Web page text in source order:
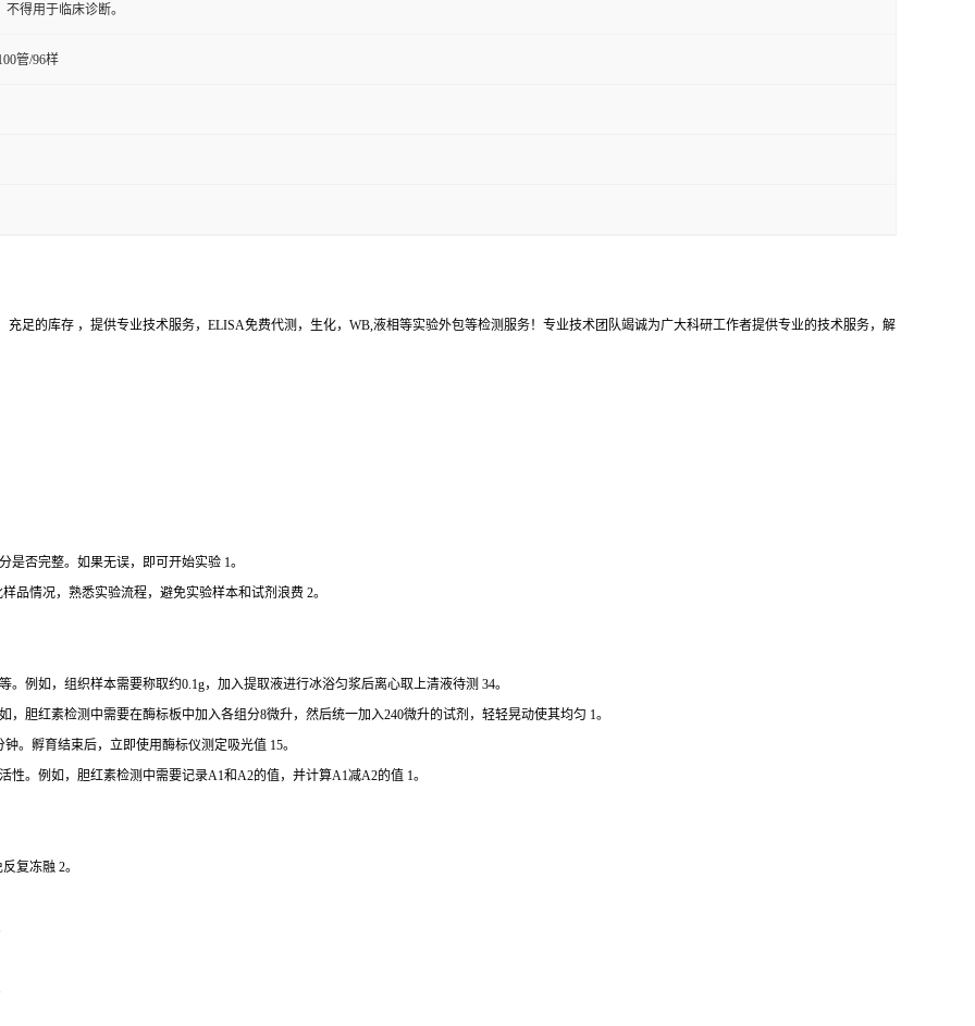
得用于临床诊断。
管/96样
足的库存 ，提供专业技术服务，ELISA免费代测，生化，WB,液相等实验外包等检测服务！专业技术团队竭诚为广大科研工作者提供专业的技术服务，解
否完整。如果无误，即可开始实验 1。
品情况，熟悉实验流程，避免实验样本和试剂浪费 2。
例如，组织样本需要称取约0.1g，加入提取液进行冰浴匀浆后离心取上清液待测 34。
胆红素检测中需要在酶标板中加入各组分8微升，然后统一加入240微升的试剂，轻轻晃动使其均匀 1。
。孵育结束后，立即使用酶标仪测定吸光值 15。
。例如，胆红素检测中需要记录A1和A2的值，并计算A1减A2的值 1。
复冻融 2。